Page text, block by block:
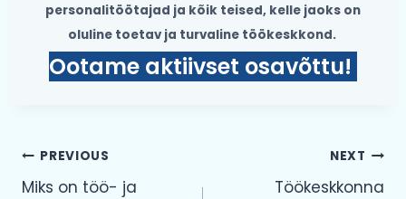
personalitöötajad ja kõik teised, kelle jaoks on
oluline toetav ja turvaline töökeskkond.
Ootame aktiivset osavõttu!
Navigeerimine
PREVIOUS
Miks on töö- ja
NEXT
Töökeskkonna